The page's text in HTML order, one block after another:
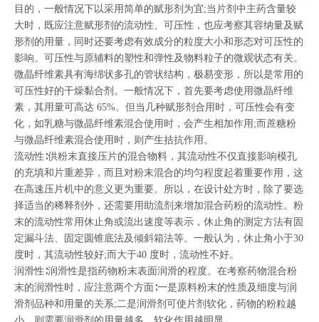
目的，一般情况下以采用简单的赋形剂为宜;当片剂中主药含量较
大时，既应注意赋形剂的流动性、可压性，也应考察其容纳量及赋
形剂的用量，同时还要考虑有效成分的粒度大小和形态对可压性的
影响。可压性与原辅料的塑性和弹性及物料粒子的微观状态有关。
微晶纤维素具有海绵状多孔的管状结构，极易变形，所以是常用的
可压性好的干燥黏合剂。一般情况下，首先要考虑使用微晶纤维
素，其用量可高达 65%。但当几种赋形剂合用时，可压性会有变
化，如乳糖与微晶纤维素混合使用时，会产生相加作用;而蔗糖粉
与微晶纤维素混合使用时，则产生拮抗作用。
流动性∶供粉末直接压片的混合物料，其流动性不仅直接影响模孔
的充填和片重差异，而且对粉末混合的均匀程度起着重要作用，这
在高速压片机中的意义更为重要。所以，在设计处方时，除了要选
择适当的稀释剂外，还需要用助流剂来增加混合药粉的流动性。粉
末的流动性常用休止角或流出速度等表示，休止角的测定方法有固
定漏斗法、固定圆锥底法及倾斜箱法等。一般认为，休止角小于30
度时，其流动性较好;而大于40 度时，流动性不好。
润滑性∶润滑性是指药物粉末表面润滑的程度。在考察药物混合粉
末的润滑性时，应注意两个方面∶一是原料粉末的性质及细度与润
滑剂品种和用量的关系;二是润滑剂可使片剂软化，药物的粉粒越